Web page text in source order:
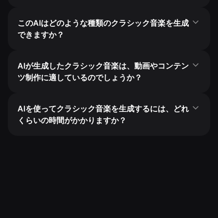
このAIはどのような種類のクラシック音楽を生成
できますか？
AIが生成したクラシック音楽は、動画やコンテン
ツ制作に適しているのでしょうか？
AIを使ってクラシック音楽を生成するには、どれ
くらいの時間がかかりますか？